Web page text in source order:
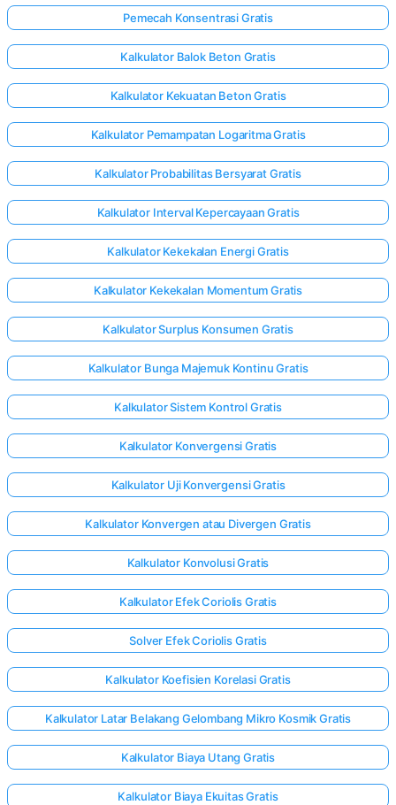
Pemecah Konsentrasi Gratis
Kalkulator Balok Beton Gratis
Kalkulator Kekuatan Beton Gratis
Kalkulator Pemampatan Logaritma Gratis
Kalkulator Probabilitas Bersyarat Gratis
Kalkulator Interval Kepercayaan Gratis
Kalkulator Kekekalan Energi Gratis
Kalkulator Kekekalan Momentum Gratis
Kalkulator Surplus Konsumen Gratis
Kalkulator Bunga Majemuk Kontinu Gratis
Kalkulator Sistem Kontrol Gratis
Kalkulator Konvergensi Gratis
Kalkulator Uji Konvergensi Gratis
Kalkulator Konvergen atau Divergen Gratis
Kalkulator Konvolusi Gratis
Kalkulator Efek Coriolis Gratis
Solver Efek Coriolis Gratis
Kalkulator Koefisien Korelasi Gratis
Kalkulator Latar Belakang Gelombang Mikro Kosmik Gratis
Kalkulator Biaya Utang Gratis
Kalkulator Biaya Ekuitas Gratis